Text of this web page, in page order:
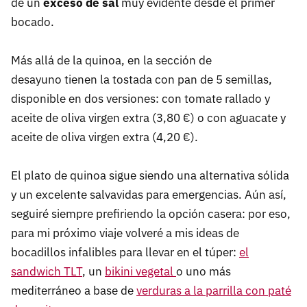
bocado.
Más allá de la quinoa, en la sección de
desayuno tienen la tostada con pan de 5 semillas,
disponible en dos versiones: con tomate rallado y
aceite de oliva virgen extra (3,80 €) o con aguacate y
aceite de oliva virgen extra (4,20 €).
El plato de quinoa sigue siendo una alternativa sólida
y un excelente salvavidas para emergencias. Aún así,
seguiré siempre prefiriendo la opción casera: por eso,
para mi próximo viaje volveré a mis ideas de
bocadillos infalibles para llevar en el túper: el
sandwich TLT, un bikini vegetalo uno más
mediterráneo a base deverduras a la parrilla con paté